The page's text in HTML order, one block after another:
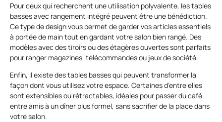
Pour ceux qui recherchent une utilisation polyvalente, les tables
basses avec rangement intégré peuvent être une bénédiction.
Ce type de design vous permet de garder vos articles essentiels
à portée de main tout en gardant votre salon bien rangé. Des
modèles avec des tiroirs ou des étagères ouvertes sont parfaits
pour ranger magazines, télécommandes ou jeux de société.
Enfin, il existe des tables basses qui peuvent transformer la
façon dont vous utilisez votre espace. Certaines d’entre elles
sont extensibles ou rétractables, idéales pour passer du café
entre amis à un dîner plus formel, sans sacrifier de la place dans
votre salon.